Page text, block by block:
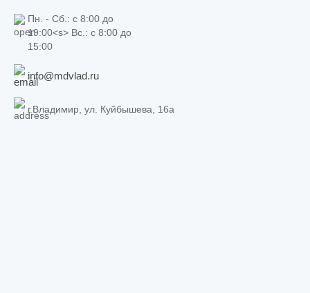
Пн. - Сб.: c 8:00 до
19:00<s> Вс.: c 8:00 до
15:00
info@mdvlad.ru
г.Владимир, ул. Куйбышева, 16а